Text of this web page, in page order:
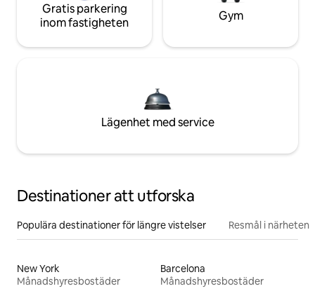
Gratis parkering
inom fastigheten
Gym
Lägenhet med service
Destinationer att utforska
Populära destinationer för längre vistelser Resmål i närheten
New York
Månadshyresbostäder
Barcelona
Månadshyresbostäder